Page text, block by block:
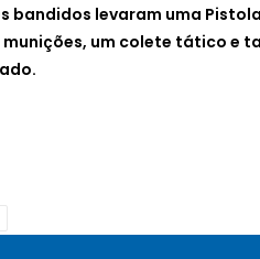
bandidos levaram uma
munições, um colete tático e